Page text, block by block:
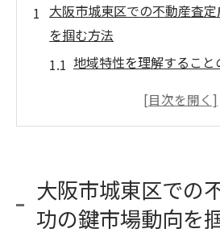
大阪市城東区での不動産査
を掴む方法
地域特性を理解すること
過去の市場データを分析
最新の市場情報を得るた
不動産査定で選ぶべき信頼で
大阪市城東区での
功の鍵市場動向を